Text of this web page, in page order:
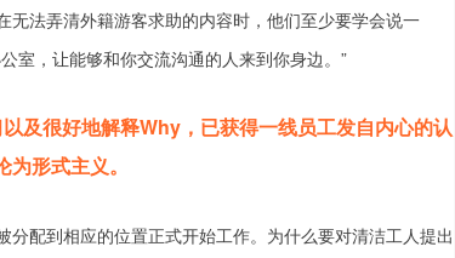
法弄清外籍游客求助的内容时，他们至少要学会说一
室，让能够和你交流沟通的人来到你身边。”
及很好地解释Why，已获得一线员工发自内心的认
形式主义。
配到相应的位置正式开始工作。为什么要对清洁工人提出